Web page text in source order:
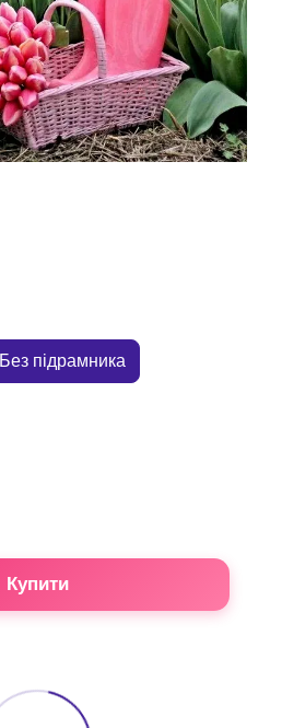
Без підрамника
Купити